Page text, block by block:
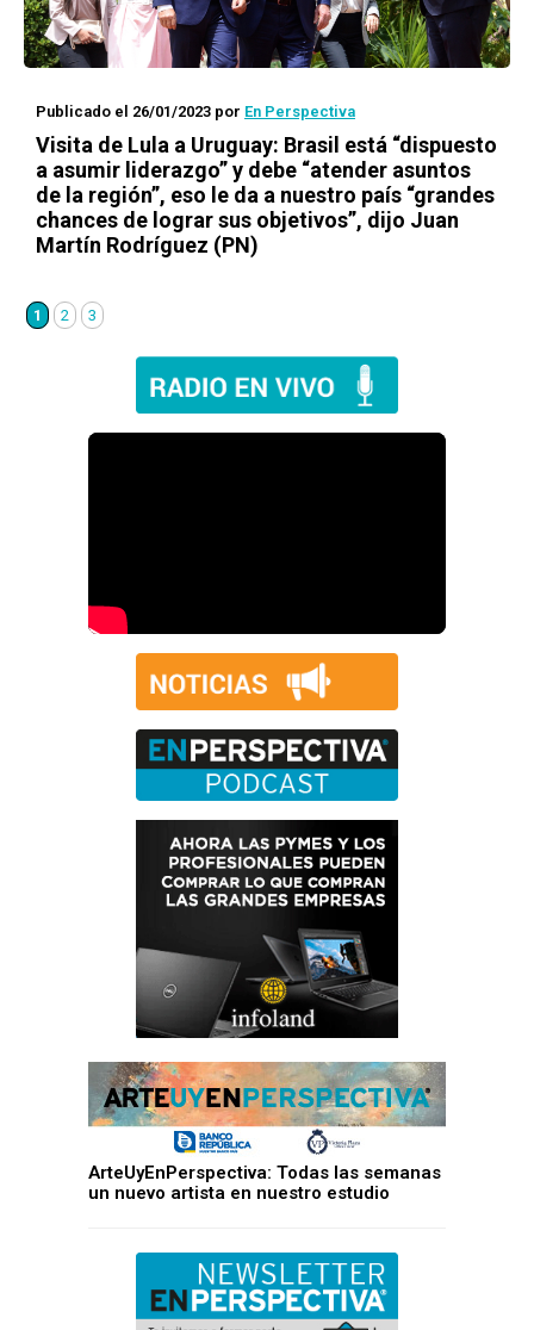
Publicado el 26/01/2023 por En Perspectiva
Visita de Lula a Uruguay: Brasil está “dispuesto
a asumir liderazgo” y debe “atender asuntos
de la región”, eso le da a nuestro país “grandes
chances de lograr sus objetivos”, dijo Juan
Martín Rodríguez (PN)
1 2 3
ArteUyEnPerspectiva: Todas las semanas
un nuevo artista en nuestro estudio